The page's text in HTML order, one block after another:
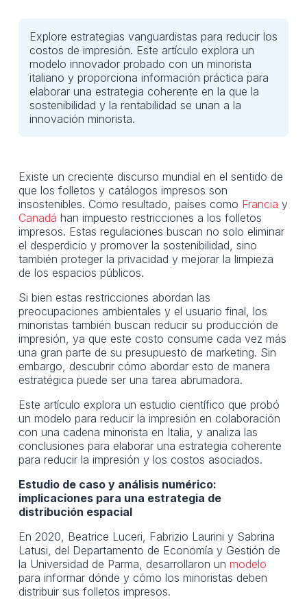
Explore estrategias vanguardistas para reducir los
costos de impresión. Este artículo explora un
modelo innovador probado con un minorista
italiano y proporciona información práctica para
elaborar una estrategia coherente en la que la
sostenibilidad y la rentabilidad se unan a la
innovación minorista.
Existe un creciente discurso mundial en el sentido de
que los folletos y catálogos impresos son
insostenibles. Como resultado, países como Francia y
Canadá han impuesto restricciones a los folletos
impresos. Estas regulaciones buscan no solo eliminar
el desperdicio y promover la sostenibilidad, sino
también proteger la privacidad y mejorar la limpieza
de los espacios públicos.
Si bien estas restricciones abordan las
preocupaciones ambientales y el usuario final, los
minoristas también buscan reducir su producción de
impresión, ya que este costo consume cada vez más
una gran parte de su presupuesto de marketing. Sin
embargo, descubrir cómo abordar esto de manera
estratégica puede ser una tarea abrumadora.
Este artículo explora un estudio científico que probó
un modelo para reducir la impresión en colaboración
con una cadena minorista en Italia, y analiza las
conclusiones para elaborar una estrategia coherente
para reducir la impresión y los costos asociados.
Estudio de caso y análisis numérico:
implicaciones para una estrategia de
distribución espacial
En 2020, Beatrice Luceri, Fabrizio Laurini y Sabrina
Latusi, del Departamento de Economía y Gestión de
la Universidad de Parma, desarrollaron un modelo
para informar dónde y cómo los minoristas deben
distribuir sus folletos impresos.